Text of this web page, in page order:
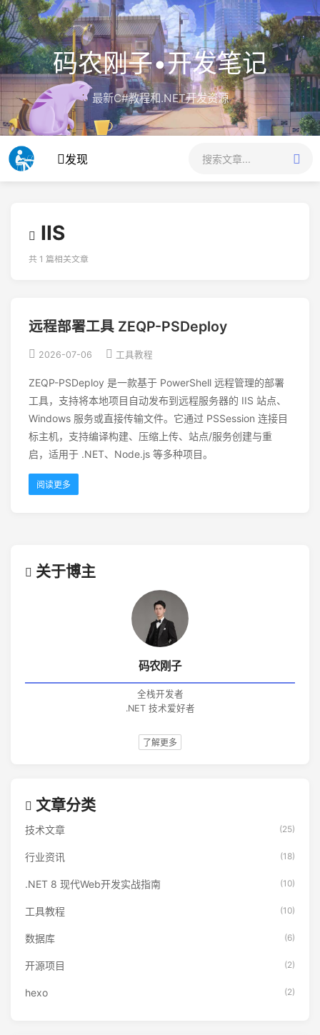
码农刚子•开发笔记
最新C#教程和.NET开发资源
发现
IIS
共 1 篇相关文章
远程部署工具 ZEQP-PSDeploy
2026-07-06 工具教程
ZEQP-PSDeploy 是一款基于 PowerShell 远程管理的部署
工具，支持将本地项目自动发布到远程服务器的 IIS 站点、
Windows 服务或直接传输文件。它通过 PSSession 连接目
标主机，支持编译构建、压缩上传、站点/服务创建与重
启，适用于 .NET、Node.js 等多种项目。
阅读更多
关于博主
码农刚子
全栈开发者
.NET 技术爱好者
了解更多
文章分类
技术文章 (25)
行业资讯 (18)
.NET 8 现代Web开发实战指南 (10)
工具教程 (10)
数据库 (6)
开源项目 (2)
hexo (2)